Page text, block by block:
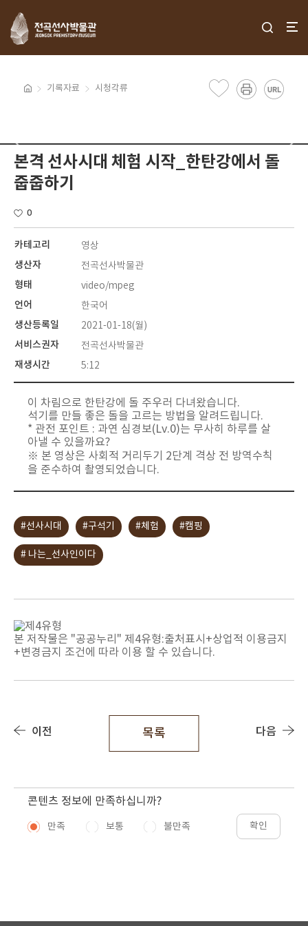
기록자료 시청각류
본격 선사시대 체험 시작_한탄강에서 돌
줍줍하기
0
카테고리 영상
생산자 전곡선사박물관
형태 video/mpeg
언어 한국어
생산등록일 2021-01-18(월)
서비스권자 전곡선사박물관
재생시간 5:12
이 차림으로 한탄강에 돌 주우러 다녀왔습니다.
석기를 만들 좋은 돌을 고르는 방법을 알려드립니다.
* 관전 포인트 : 과연 심경보(Lv.0)는 무사히 하루를 살
아낼 수 있을까요?
※ 본 영상은 사회적 거리두기 2단계 격상 전 방역수칙
을 준수하여 촬영되었습니다.
#선사시대 #구석기 #체험 #캠핑
# 나는_선사인이다
본 저작물은 "공공누리" 제4유형:출처표시+상업적 이용금지
+변경금지 조건에 따라 이용 할 수 있습니다.
이전 목록 다음
콘텐츠 정보에 만족하십니까?
만족 보통 불만족 확인